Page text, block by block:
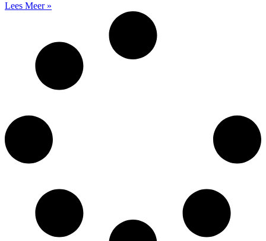
Lees Meer »